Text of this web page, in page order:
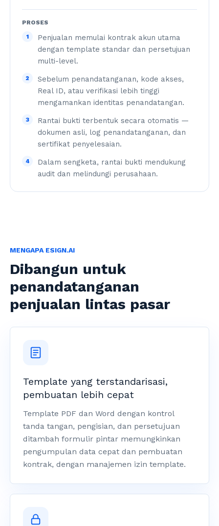
PROSES
1
Penjualan memulai kontrak akun utama
dengan template standar dan persetujuan
multi-level.
2
Sebelum penandatanganan, kode akses,
Real ID, atau verifikasi lebih tinggi
mengamankan identitas penandatangan.
3
Rantai bukti terbentuk secara otomatis —
dokumen asli, log penandatanganan, dan
sertifikat penyelesaian.
4
Dalam sengketa, rantai bukti mendukung
audit dan melindungi perusahaan.
MENGAPA ESIGN.AI
Dibangun untuk
penandatanganan
penjualan lintas pasar
Template yang terstandarisasi,
pembuatan lebih cepat
Template PDF dan Word dengan kontrol
tanda tangan, pengisian, dan persetujuan
ditambah formulir pintar memungkinkan
pengumpulan data cepat dan pembuatan
kontrak, dengan manajemen izin template.